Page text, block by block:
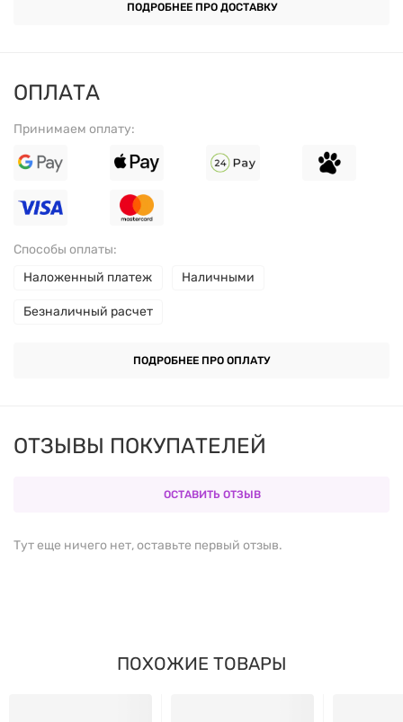
ПОДРОБНЕЕ ПРО ДОСТАВКУ
ОПЛАТА
Принимаем оплату:
Способы оплаты:
Наложенный платеж
Наличными
Безналичный расчет
ПОДРОБНЕЕ ПРО ОПЛАТУ
ОТЗЫВЫ ПОКУПАТЕЛЕЙ
ОСТАВИТЬ ОТЗЫВ
Тут еще ничего нет, оставьте первый отзыв.
ПОХОЖИЕ ТОВАРЫ